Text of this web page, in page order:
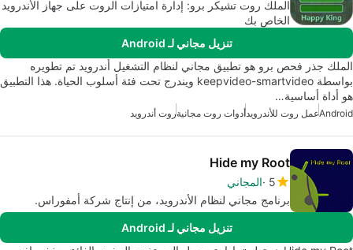
الملك روت تشيكر برو: إدارة امتيازات الروت على جهاز الأندرويد
الخاص بك
تنزيل مجاني لـ Android
الملك جذر فحص برو هو تطبيق مجاني لنظام التشغيل أندرويد تم تطويره
بواسطة keepvideo-smartvideo ويندرج تحت فئة أسلوب الحياة. هذا التطبيق
هو أداة أساسية…
Androidعمل روت للأندرويدأدوات روت مجانيةروت أندرويد
Hide my Root
5 المجاني
برنامج مجاني لنظام الأندرويد، من إنتاج شركة أمفوراس.
تنزيل مجاني لـ Android